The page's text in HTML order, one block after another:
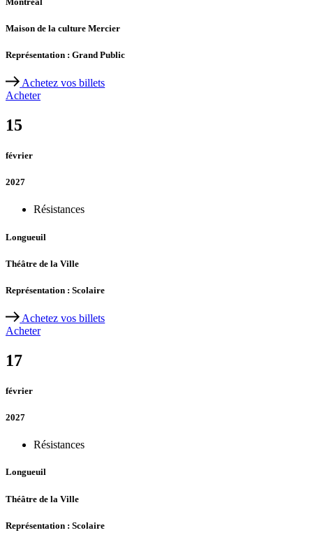
Maison de la culture Mercier
Représentation : Grand Public
Achetez vos billets
Acheter
15
février
2027
Résistances
Longueuil
Théâtre de la Ville
Représentation : Scolaire
Achetez vos billets
Acheter
17
février
2027
Résistances
Longueuil
Théâtre de la Ville
Représentation : Scolaire